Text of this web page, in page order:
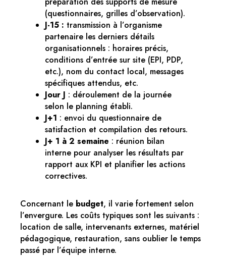
(questionnaires, grilles d’observation).
J-15 :transmission à l’organisme
partenaire les derniers détails
organisationnels : horaires précis,
conditions d’entrée sur site (EPI, PDP,
etc.), nom du contact local, messages
spécifiques attendus, etc.
Jour J : déroulement de la journée
selon le planning établi.
J+1 : envoi du questionnaire de
satisfaction et compilation des retours.
J+ 1 à 2 semaine : réunion bilan
interne pour analyser les résultats par
rapport aux KPI et planifier les actions
correctives.
Concernant le budget, il varie fortement selon
l’envergure. Les coûts typiques sont les suivants :
location de salle, intervenants externes, matériel
pédagogique, restauration, sans oublier le temps
passé par l’équipe interne.